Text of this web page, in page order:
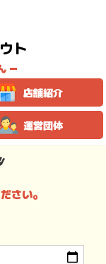
ト
店舗紹介
運営団体
さい。